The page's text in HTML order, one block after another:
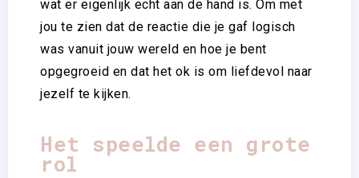
wat er eigenlijk echt aan de hand is. Om met
jou te zien dat de reactie die je gaf logisch
was vanuit jouw wereld en hoe je bent
opgegroeid en dat het ok is om liefdevol naar
jezelf te kijken.
Het speelde een grote
rol